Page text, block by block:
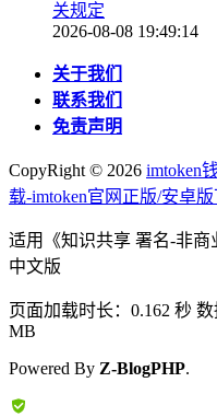
关规定
2026-08-08 19:49:14
关于我们
联系我们
免责声明
CopyRight © 2026 imtoken
载-imtoken官网正版/安卓
适用《知识共享 署名-非
中文版
页面加载时长：0.162 秒
MB
Powered By Z-BlogPHP.